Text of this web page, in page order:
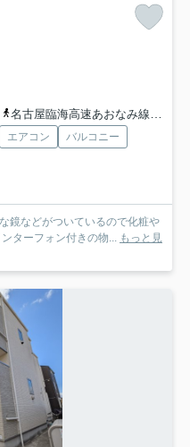
名古屋臨海高速あおなみ線「小本」駅 徒歩6分
エアコン
バルコニー
鏡などがついているので化粧や
ターフォン付きの物... もっと見